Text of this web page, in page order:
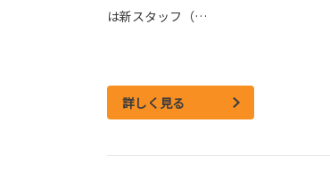
は新スタッフ（…
詳しく見る